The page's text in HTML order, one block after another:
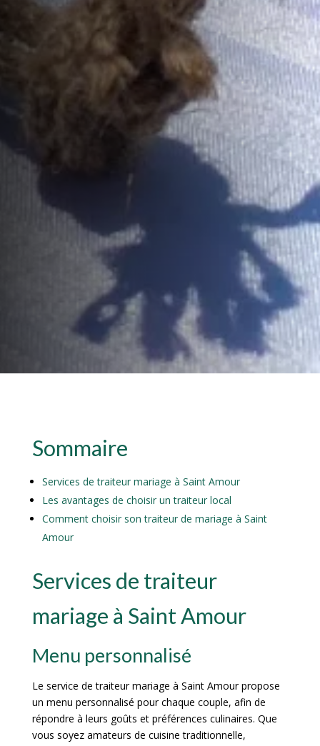
Sommaire
Services de traiteur mariage à Saint Amour
Les avantages de choisir un traiteur local
Comment choisir son traiteur de mariage à Saint
Amour
Services de traiteur
mariage à Saint Amour
Menu personnalisé
Le service de traiteur mariage à Saint Amour propose
un menu personnalisé pour chaque couple, afin de
répondre à leurs goûts et préférences culinaires. Que
vous soyez amateurs de cuisine traditionnelle,